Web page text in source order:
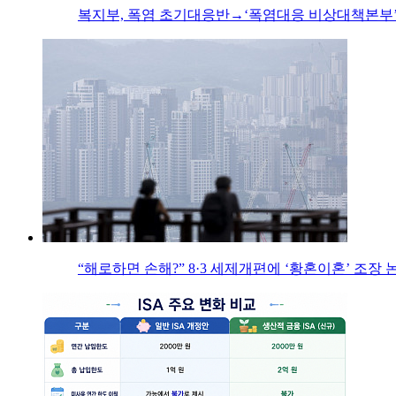
복지부, 폭염 초기대응반→‘폭염대응 비상대책본부
“해로하면 손해?” 8·3 세제개편에 ‘황혼이혼’ 조장